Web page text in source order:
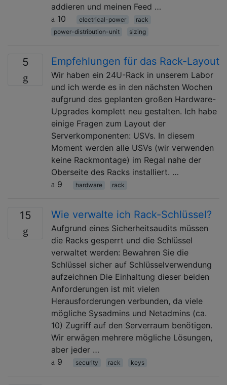
addieren und meinen Feed …
10
electrical-power
rack
power-distribution-unit
sizing
5 Empfehlungen für das Rack-Layout
Wir haben ein 24U-Rack in unserem Labor
und ich werde es in den nächsten Wochen
aufgrund des geplanten großen Hardware-
Upgrades komplett neu gestalten. Ich habe
einige Fragen zum Layout der
Serverkomponenten: USVs. In diesem
Moment werden alle USVs (wir verwenden
keine Rackmontage) im Regal nahe der
Oberseite des Racks installiert. …
9
hardware rack
15 Wie verwalte ich Rack-Schlüssel?
Aufgrund eines Sicherheitsaudits müssen
die Racks gesperrt und die Schlüssel
verwaltet werden: Bewahren Sie die
Schlüssel sicher auf Schlüsselverwendung
aufzeichnen Die Einhaltung dieser beiden
Anforderungen ist mit vielen
Herausforderungen verbunden, da viele
mögliche Sysadmins und Netadmins (ca.
10) Zugriff auf den Serverraum benötigen.
Wir erwägen mehrere mögliche Lösungen,
aber jeder …
9
security rack keys